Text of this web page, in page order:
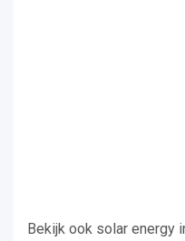
Bekijk ook solar energy